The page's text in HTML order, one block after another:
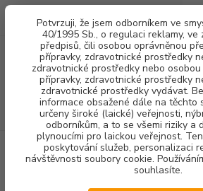
Potvrzuji, že jsem odborníkem ve
40/1995 Sb., o regulaci reklamy, ve
předpisů, čili osobou oprávněnou
přípravky, zdravotnické prostředky
zdravotnické prostředky nebo
přípravky, zdravotnické prostředky
zdravotnické prostředky vydávat.
informace obsažené dále na těchto
určeny široké (laické) veřejnosti,
odborníkům, a to se všemi riziky a
plynoucími pro laickou veřejnost.
poskytování služeb, personalizaci
návštěvnosti soubory cookie.
souhlasíte.
CZK
(Po-Pá, 8-16 hod.)
STERILIZACE DOPLŇKOVÝ
Bakteriologický filtr